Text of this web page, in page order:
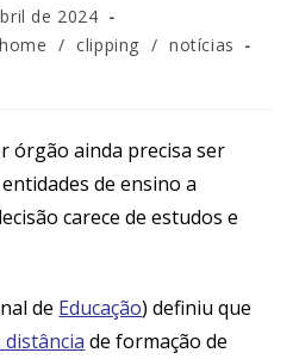
de 2024
/ clipping / notícias
órgão ainda precisa ser
de ensino a
carece de estudos e
de Educação) definiu que
distância de formação de